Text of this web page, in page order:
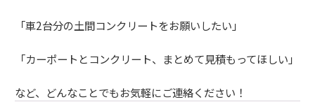
「車2台分の土間コンクリートをお願いしたい」
「カーポートとコンクリート、まとめて見積もってほしい」
など、どんなことでもお気軽にご連絡ください！